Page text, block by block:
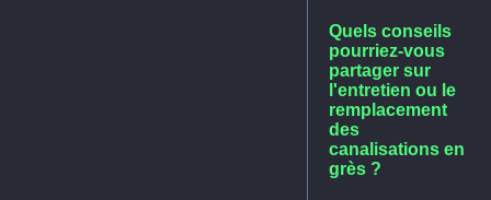
Quels conseils
pourriez-vous
partager sur
l'entretien ou le
remplacement
des
canalisations en
grès ?